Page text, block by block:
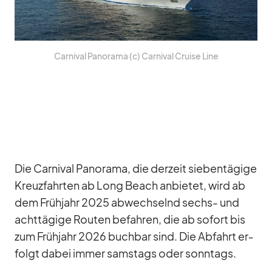
Car­ni­val Pan­orama (c) Car­ni­val Cruise Line
Die Car­ni­val Pan­orama, die der­zeit sie­ben­tä­gige
Kreuz­fahr­ten ab Long Beach an­bie­tet, wird ab
dem Früh­jahr 2025 ab­wech­selnd sechs- und
acht­tä­gige Rou­ten be­fah­ren, die ab so­fort bis
zum Früh­jahr 2026 buch­bar sind. Die Ab­fahrt er­
folgt da­bei im­mer sams­tags oder sonn­tags.